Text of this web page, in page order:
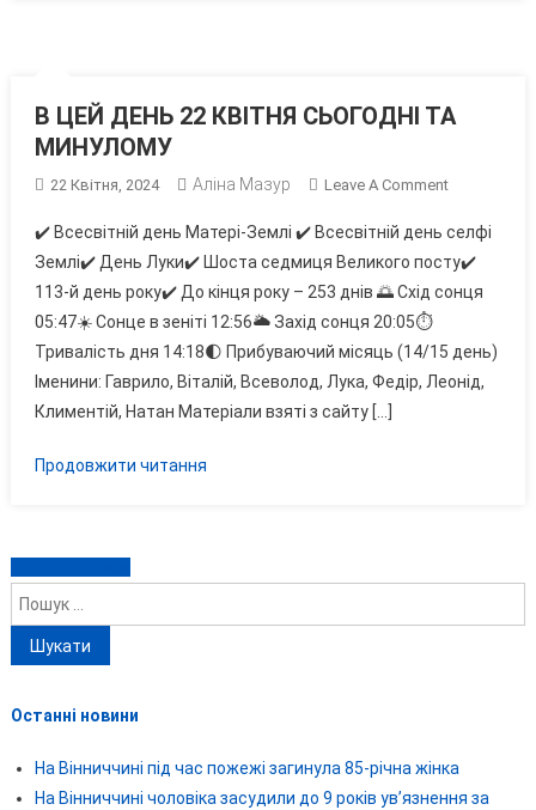
В ЦЕЙ ДЕНЬ 22 КВІТНЯ СЬОГОДНІ ТА
МИНУЛОМУ
22 Квітня, 2024 Аліна Мазур Leave A CommentOn
ЦЕЙ
ДЕНЬ
22
СЬОГОДНІ
ТА
✔️ Всесвітній день Матері-Землі ✔️ Всесвітній день селфі
Землі✔️ День Луки✔️ Шоста седмиця Великого посту✔️
113-й день року✔️ До кінця року – 253 днів 🌅 Схід сонця
05:47☀️ Сонце в зеніті 12:56🌥 Захід сонця 20:05⏱
Тривалість дня 14:18🌓 Прибуваючий місяць (14/15 день)
Іменини: Гаврило, Віталій, Всеволод, Лука, Федір, Леонід,
Климентій, Натан Матеріали взяті з сайту […]
Продовжити читання
Навігація
за
записами
Пошук:
Останні новини
На Вінниччині під час пожежі загинула 85-річна жінка
На Вінниччині чоловіка засудили до 9 років ув’язнення за